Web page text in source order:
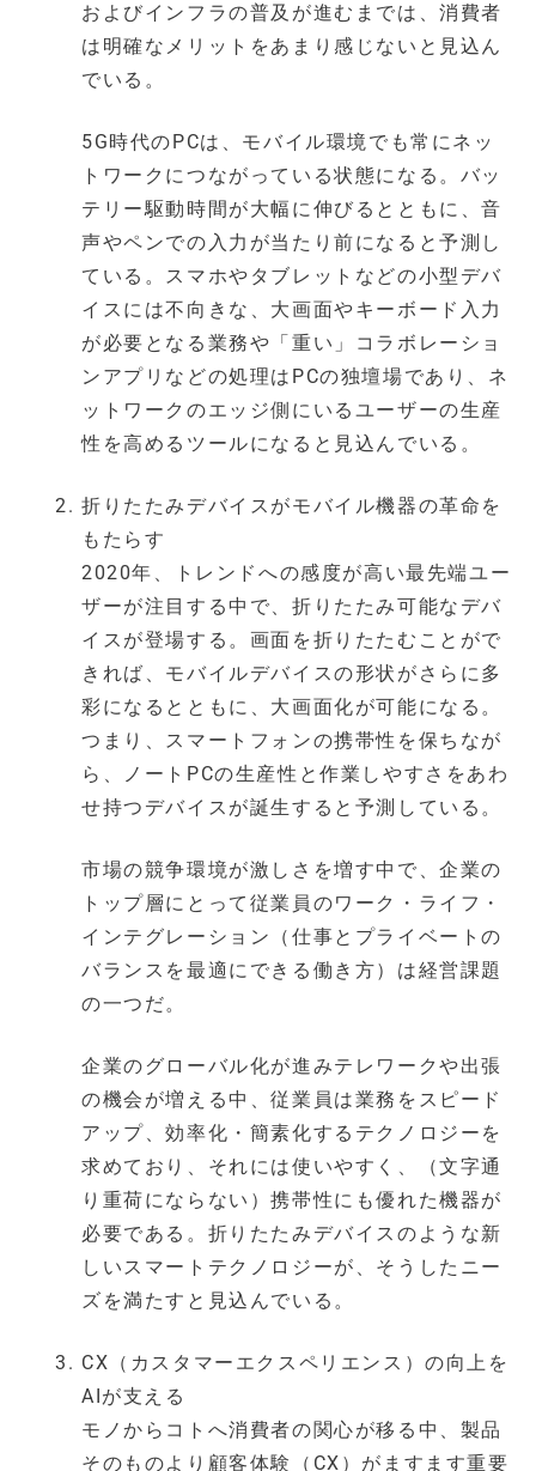
およびインフラの普及が進むまでは、消費者
は明確なメリットをあまり感じないと見込ん
でいる。
5G時代のPCは、モバイル環境でも常にネッ
トワークにつながっている状態になる。バッ
テリー駆動時間が大幅に伸びるとともに、音
声やペンでの入力が当たり前になると予測し
ている。スマホやタブレットなどの小型デバ
イスには不向きな、大画面やキーボード入力
が必要となる業務や「重い」コラボレーショ
ンアプリなどの処理はPCの独壇場であり、ネ
ットワークのエッジ側にいるユーザーの生産
性を高めるツールになると見込んでいる。
折りたたみデバイスがモバイル機器の革命を
もたらす
2020年、トレンドへの感度が高い最先端ユー
ザーが注目する中で、折りたたみ可能なデバ
イスが登場する。画面を折りたたむことがで
きれば、モバイルデバイスの形状がさらに多
彩になるとともに、大画面化が可能になる。
つまり、スマートフォンの携帯性を保ちなが
ら、ノートPCの生産性と作業しやすさをあわ
せ持つデバイスが誕生すると予測している。
市場の競争環境が激しさを増す中で、企業の
トップ層にとって従業員のワーク・ライフ・
インテグレーション（仕事とプライベートの
バランスを最適にできる働き方）は経営課題
の一つだ。
企業のグローバル化が進みテレワークや出張
の機会が増える中、従業員は業務をスピード
アップ、効率化・簡素化するテクノロジーを
求めており、それには使いやすく、（文字通
り重荷にならない）携帯性にも優れた機器が
必要である。折りたたみデバイスのような新
しいスマートテクノロジーが、そうしたニー
ズを満たすと見込んでいる。
CX（カスタマーエクスペリエンス）の向上を
AIが支える
モノからコトへ消費者の関心が移る中、製品
そのものより顧客体験（CX）がますます重要